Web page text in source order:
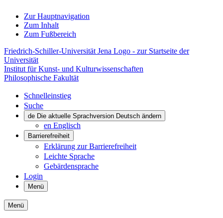
Zur Hauptnavigation
Zum Inhalt
Zum Fußbereich
Friedrich-Schiller-Universität Jena Logo - zur Startseite der
Universität
Institut für Kunst- und Kulturwissenschaften
Philosophische Fakultät
Schnelleinstieg
Suche
de Die aktuelle Sprachversion Deutsch ändern
en Englisch
Barrierefreiheit
Erklärung zur Barrierefreiheit
Leichte Sprache
Gebärdensprache
Login
Menü
Menü